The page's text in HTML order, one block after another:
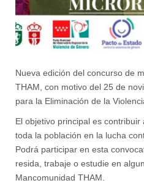
Nueva edición del concurso de
THAM, con motivo del 25 de
para la Eliminación de la
El objetivo principal es
toda la población en la lucha
Podrá participar en esta
resida, trabaje o estudie en
Mancomunidad THAM.